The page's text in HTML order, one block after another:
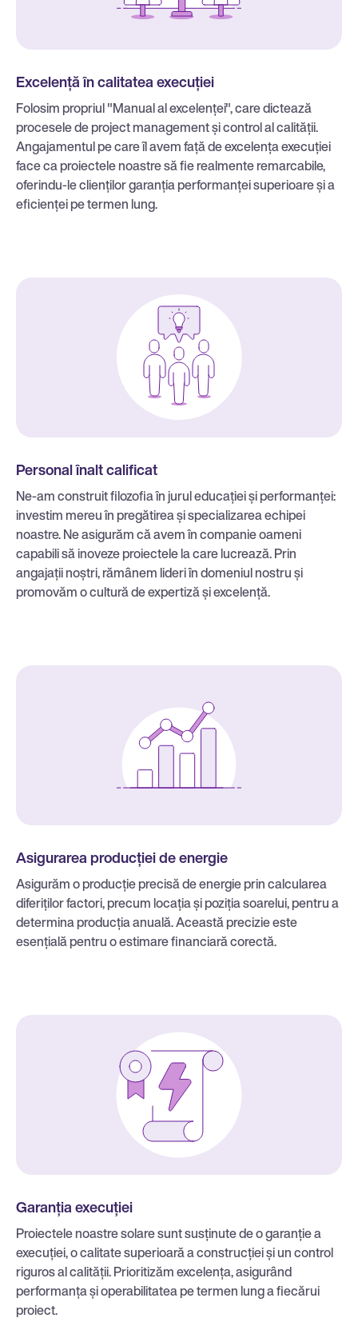
Excelență în calitatea execuției
Folosim propriul "Manual al excelenței", care dictează
procesele de project management și control al calității.
Angajamentul pe care îl avem față de excelența execuției
face ca proiectele noastre să fie realmente remarcabile,
oferindu-le clienților garanția performanței superioare și a
eficienței pe termen lung.
Personal înalt calificat
Ne-am construit filozofia în jurul educației și performanței:
investim mereu în pregătirea și specializarea echipei
noastre. Ne asigurăm că avem în companie oameni
capabili să inoveze proiectele la care lucrează. Prin
angajații noștri, rămânem lideri în domeniul nostru și
promovăm o cultură de expertiză și excelență.
Asigurarea producției de energie
Asigurăm o producție precisă de energie prin calcularea
diferiților factori, precum locația și poziția soarelui, pentru a
determina producția anuală. Această precizie este
esențială pentru o estimare financiară corectă.
Garanția execuției
Proiectele noastre solare sunt susținute de o garanție a
execuției, o calitate superioară a construcției și un control
riguros al calității. Prioritizăm excelența, asigurând
performanța și operabilitatea pe termen lung a fiecărui
proiect.